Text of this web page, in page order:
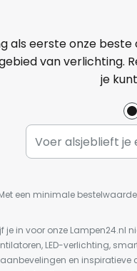
als eerste onze
van verlichting.
je
een minimale
je in voor onze Lampen24.nl
LED-verlichting,
en inspiratieve